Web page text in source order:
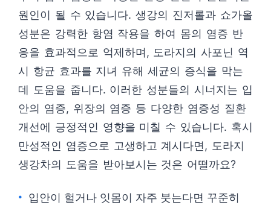
원인이 될 수 있습니다. 생강의 진저롤과 쇼가올
성분은 강력한 항염 작용을 하여 몸의 염증 반
응을 효과적으로 억제하며, 도라지의 사포닌 역
시 항균 효과를 지녀 유해 세균의 증식을 막는
데 도움을 줍니다. 이러한 성분들의 시너지는 입
안의 염증, 위장의 염증 등 다양한 염증성 질환
개선에 긍정적인 영향을 미칠 수 있습니다. 혹시
만성적인 염증으로 고생하고 계시다면, 도라지
생강차의 도움을 받아보시는 것은 어떨까요?
입안이 헐거나 잇몸이 자주 붓는다면 꾸준히